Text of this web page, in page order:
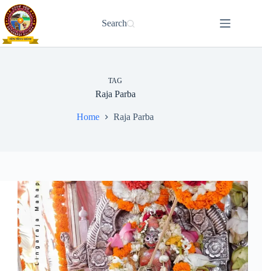
Skip
to
content
Search
TAG
Raja Parba
Home Raja Parba